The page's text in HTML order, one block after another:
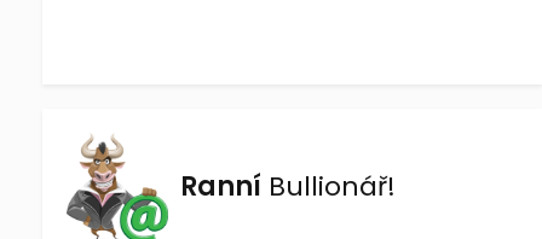
Ranní Bullionář!